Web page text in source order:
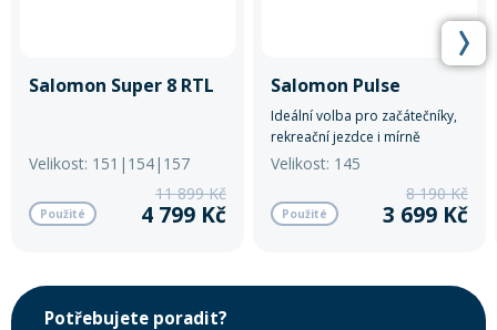
Salomon Super 8 RTL
Velikost: 151|154|157
Použité
11 899 Kč
4 799 Kč
Salomon Pulse
Ideální volba pro začátečníky,
rekreační jezdce i mírně
pokročilé, kteří chtějí jezdit na
upravené tratě.
Velikost: 145
Použité
8 190 Kč
3 699 Kč
Potřebujete poradit?